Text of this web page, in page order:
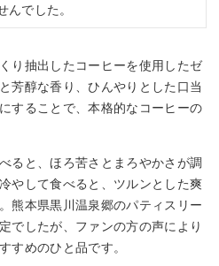
んでした。
り抽出したコーヒーを使用したゼ
芳醇な香り、ひんやりとした口当
することで、本格的なコーヒーの
ると、ほろ苦さとまろやかさが調
やして食べると、ツルンとした爽
熊本県黒川温泉郷のパティスリー
でしたが、ファンの方の声により
すめのひと品です。